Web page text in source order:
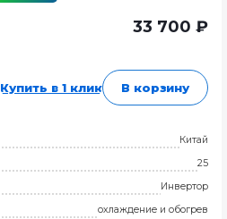
33 700 ₽
Купить в 1 клик В корзину
Китай
25
Инвертор
охлаждение и обогрев